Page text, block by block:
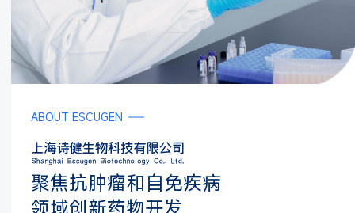
ABOUT ESCUGEN
聚焦抗肿瘤和自免疾病